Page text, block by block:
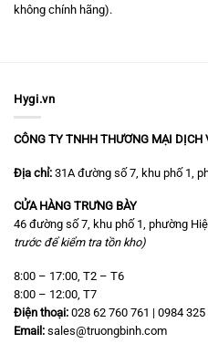
không chính hãng).
Hygi.vn
CÔNG TY TNHH THƯƠNG MẠI DỊCH
Địa chỉ: 31A đường số 7, khu phố 1,
CỬA HÀNG TRƯNG BÀY
46 đường số 7, khu phố 1, phường
trước để kiểm tra tồn kho)
8:00 – 17:00, T2 – T6
8:00 – 12:00, T7
Điện thoại: 028 62 760 761 | 0984 325
Email: sales@truongbinh.com